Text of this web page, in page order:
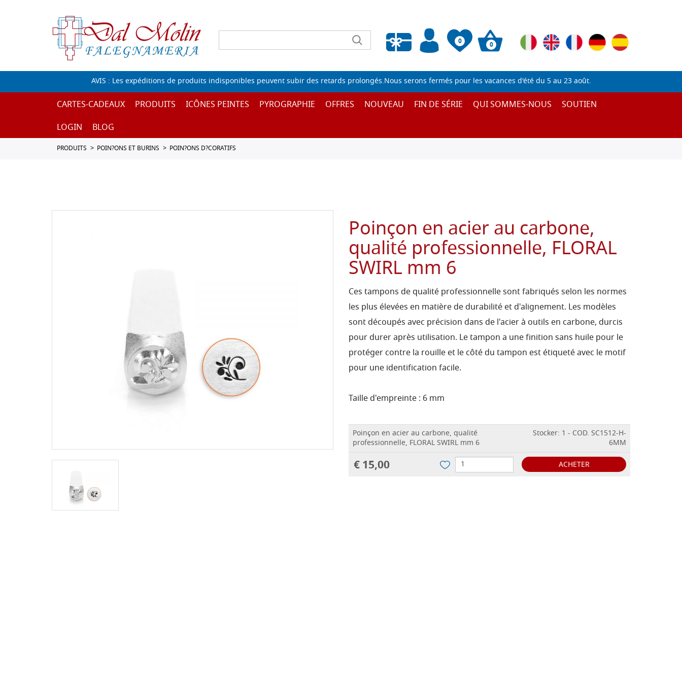
0
Liste de souhaits vide
0
AVIS : Les expéditions de produits indisponibles peuvent subir des retards prolongés.Nous serons fermés pour les vacances d'été du 5 au 23 août.
CARTES-CADEAUX PRODUITS ICÔNES PEINTES PYROGRAPHIE OFFRES NOUVEAU FIN DE SÉRIE QUI SOMMES-NOUS
SOUTIEN
LOGIN
BLOG
PRODUITS POIN?ONS ET BURINS POIN?ONS D?CORATIFS
Poinçon en acier au carbone,
qualité professionnelle, FLORAL
SWIRL mm 6
Ces tampons de qualité professionnelle sont fabriqués selon les normes
les plus élevées en matière de durabilité et d'alignement. Les modèles
sont découpés avec précision dans de l'acier à outils en carbone, durcis
pour durer après utilisation. Le tampon a une finition sans huile pour le
protéger contre la rouille et le côté du tampon est étiqueté avec le motif
pour une identification facile.
Taille d'empreinte : 6 mm
Poinçon en acier au carbone, qualité
professionnelle, FLORAL SWIRL mm 6
Stocker: 1 - COD. SC1512-H-
6MM
€ 15,00 ACHETER